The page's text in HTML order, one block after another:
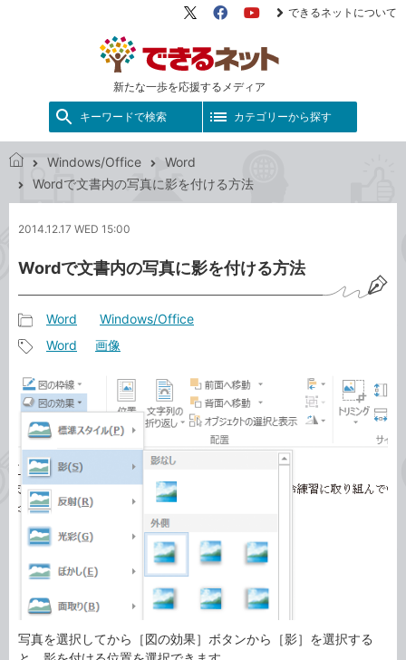
新たな一歩を応援するメディア
X（旧
FacebookYouTube
できるネットについて
キーワードで検索 カテゴリーから探す
で
ネ
ト
Windows/Office
Word
Wordで文書内の写真に影を付ける方法
2014.12.17 WED 15:00
Wordで文書内の写真に影を付ける方法
事
カ
テ
ゴ
リ
Word Windows/Office
事
タ
グ
Word 画像
写真を選択してから［図の効果］ボタンから［影］を選択する